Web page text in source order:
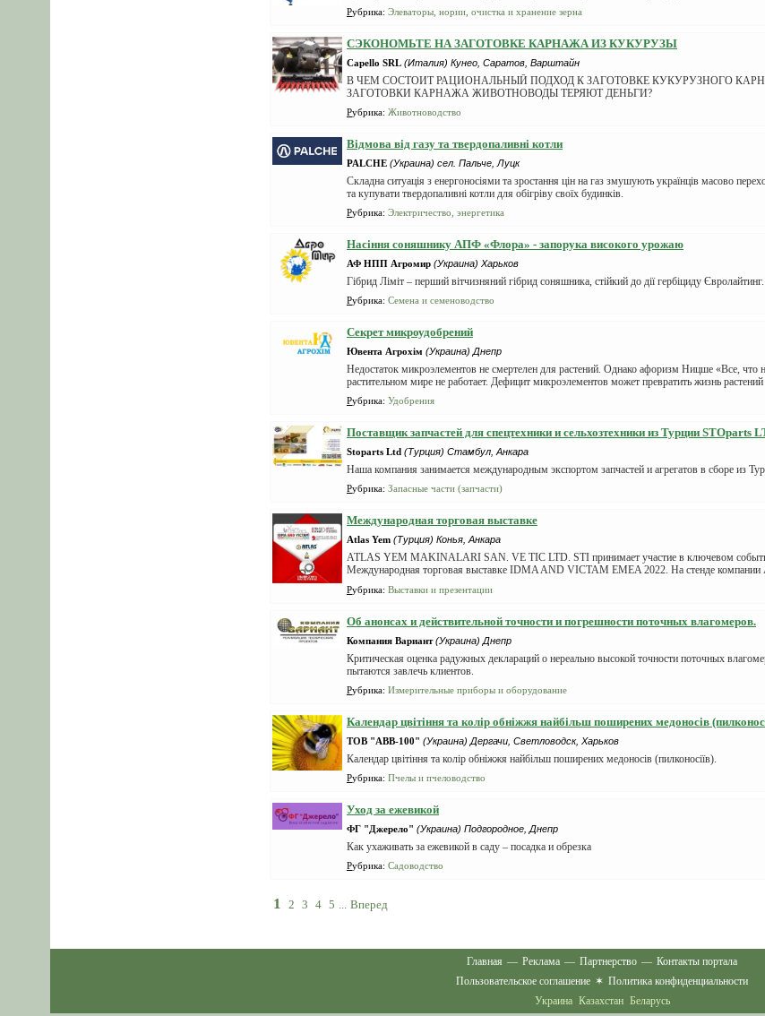
Рубрика: Элеваторы, нории, очистка и хранение зерна
СЭКОНОМЬТЕ НА ЗАГОТОВКЕ КАРНАЖА ИЗ КУКУРУЗЫ
Capello SRL (Италия) Кунео, Саратов, Варштайн
В ЧЕМ СОСТОИТ РАЦИОНАЛЬНЫЙ ПОДХОД К ЗАГОТОВКЕ КУКУРУЗНОГО
ЗАГОТОВКИ КАРНАЖА ЖИВОТНОВОДЫ ТЕРЯЮТ ДЕНЬГИ?
Рубрика: Животноводство
Відмова від газу та твердопаливні котли
PALCHE (Украина) сел. Пальче, Луцк
Складна ситуація з енергоносіями та зростання цін на газ змушують українців масово
та купувати твердопаливні котли для обігріву своїх будинків.
Рубрика: Электричество, энергетика
Насіння соняшнику АПФ «Флора» - запорука високого урожаю
АФ НПП Агромир (Украина) Харьков
Гібрид Ліміт – перший вітчизняний гібрид соняшника, стійкий до дії гербіциду Євролайтинг.
Рубрика: Семена и семеноводство
Секрет микроудобрений
Ювента Агрохім (Украина) Днепр
Недостаток микроэлементов не смертелен для растений. Однако афоризм Ницше «Все, что
растительном мире не работает. Дефицит микроэлементов может превратить жизнь
Рубрика: Удобрения
Поставщик запчастей для спецтехники и сельхозтехники из Турции STOparts
Stoparts Ltd (Турция) Стамбул, Анкара
Наша компания занимается международным экспортом запчастей и агрегатов в сборе из
Рубрика: Запасные части (запчасти)
Международная торговая выставке
Atlas Yem (Турция) Конья, Анкара
ATLAS YEM MAKINALARI SAN. VE TIC LTD. STI принимает участие в ключевом событии
Международная торговая выставке IDMA AND VICTAM EMEA 2022. На стенде компании
Рубрика: Выставки и презентации
Об анонсах и действительной точности и погрешности поточных влагомеров.
Компания Вариант (Украина) Днепр
Критическая оценка радужных деклараций о нереально высокой точности поточных
пытаются завлечь клиентов.
Рубрика: Измерительные приборы и оборудование
Календар цвітіння та колір обніжжя найбільш поширених медоносів
ТОВ "АВВ-100" (Украина) Дергачи, Светловодск, Харьков
Календар цвітіння та колір обніжжя найбільш поширених медоносів (пилконосіїв).
Рубрика: Пчелы и пчеловодство
Уход за ежевикой
ФГ "Джерело" (Украина) Подгородное, Днепр
Как ухаживать за ежевикой в саду – посадка и обрезка
Рубрика: Садоводство
1 2 3 4 5 ... Вперед
Главная — Реклама — Партнерство — Контакты портала
Пользовательское соглашение ✶ Политика конфиденциальности
Украина Казахстан Беларусь